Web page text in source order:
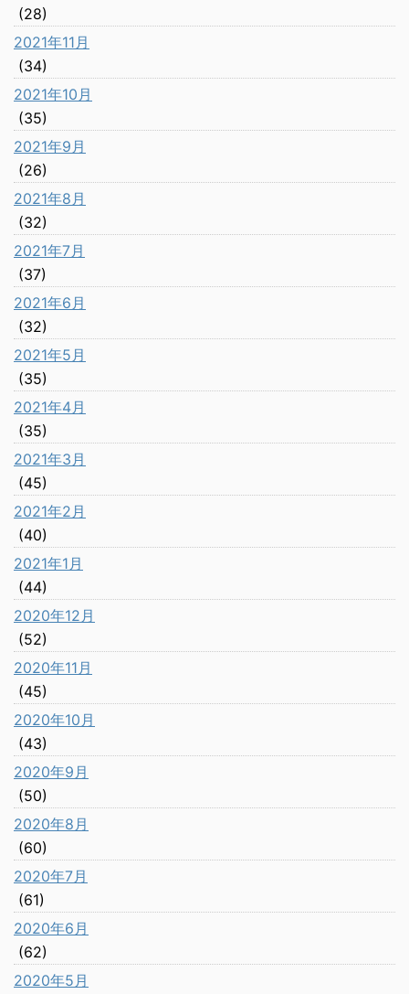
(28)
2021年11月
(34)
2021年10月
(35)
2021年9月
(26)
2021年8月
(32)
2021年7月
(37)
2021年6月
(32)
2021年5月
(35)
2021年4月
(35)
2021年3月
(45)
2021年2月
(40)
2021年1月
(44)
2020年12月
(52)
2020年11月
(45)
2020年10月
(43)
2020年9月
(50)
2020年8月
(60)
2020年7月
(61)
2020年6月
(62)
2020年5月